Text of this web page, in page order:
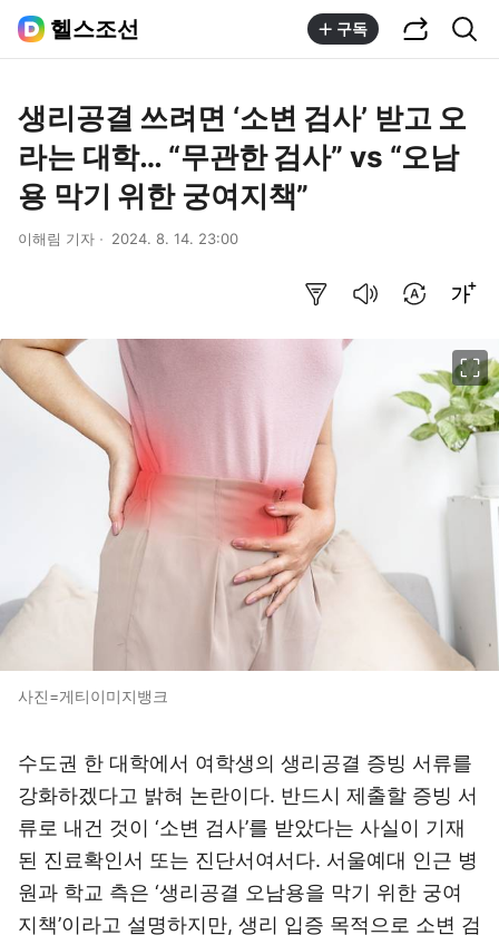
헬스조선 구독
생리공결 쓰려면 ‘소변 검사’ 받고 오
라는 대학… “무관한 검사” vs “오남
용 막기 위한 궁여지책”
이해림 기자 2024. 8. 14. 23:00
사진=게티이미지뱅크
수도권 한 대학에서 여학생의 생리공결 증빙 서류를
강화하겠다고 밝혀 논란이다. 반드시 제출할 증빙 서
류로 내건 것이 ‘소변 검사’를 받았다는 사실이 기재
된 진료확인서 또는 진단서여서다. 서울예대 인근 병
원과 학교 측은 ‘생리공결 오남용을 막기 위한 궁여
지책’이라고 설명하지만, 생리 입증 목적으로 소변 검